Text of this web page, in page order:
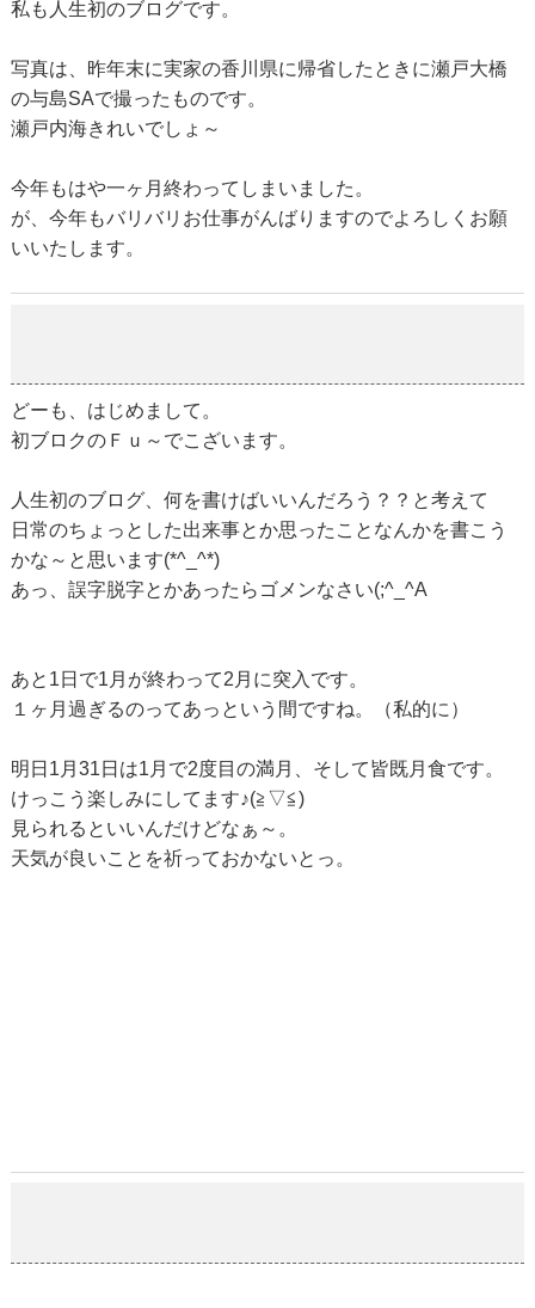
私も人生初のブログです。
写真は、昨年末に実家の香川県に帰省したときに瀬戸大橋
の与島SAで撮ったものです。
瀬戸内海きれいでしょ～
今年もはや一ヶ月終わってしまいました。
が、今年もバリバリお仕事がんばりますのでよろしくお願
いいたします。
どーも、はじめまして。
初ブロクのＦｕ～でこざいます。
人生初のブログ、何を書けばいいんだろう？？と考えて
日常のちょっとした出来事とか思ったことなんかを書こう
かな～と思います(*^_^*)
あっ、誤字脱字とかあったらゴメンなさい(;^_^A
あと1日で1月が終わって2月に突入です。
１ヶ月過ぎるのってあっという間ですね。（私的に）
明日1月31日は1月で2度目の満月、そして皆既月食です。
けっこう楽しみにしてます♪(≧▽≦)
見られるといいんだけどなぁ～。
天気が良いことを祈っておかないとっ。